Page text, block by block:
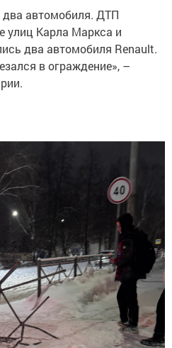
два автомобиля. ДТП
улиц Карла Маркса и
два автомобиля Renault.
в ограждение», –